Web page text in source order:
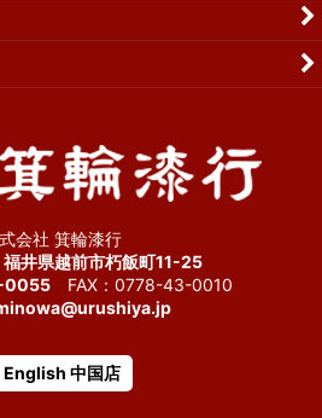
会社 箕輪漆行
井県越前市朽飯町11-25
0055 FAX：0778-43-0010
English 中国店